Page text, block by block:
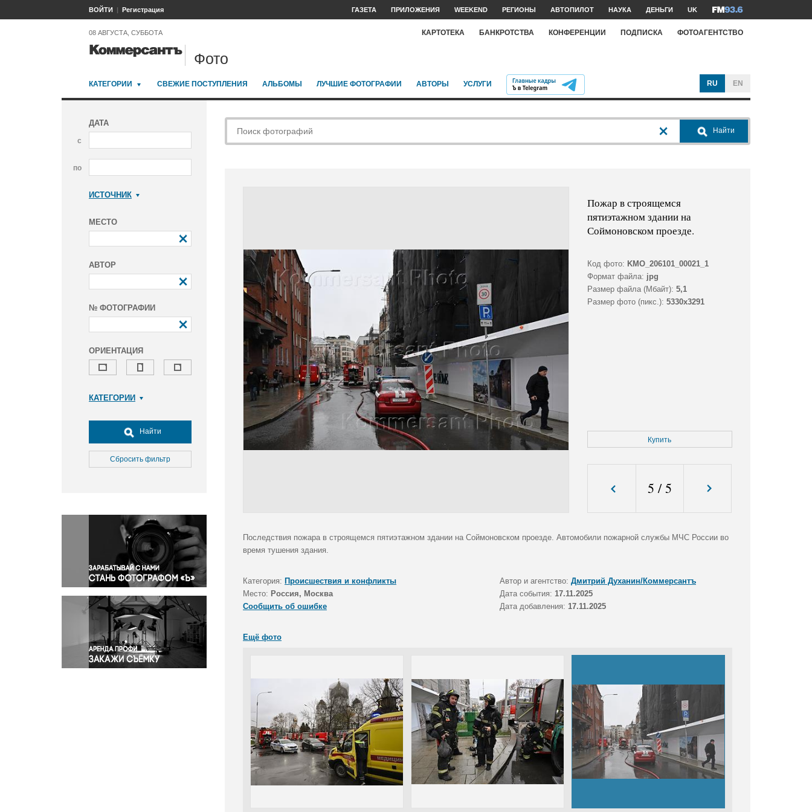
ВОЙТИ Регистрация ГАЗЕТА ПРИЛОЖЕНИЯ WEEKEND РЕГИОНЫ АВТОПИЛОТ НАУКА ДЕНЬГИ UK
08 АВГУСТА, СУББОТА КАРТОТЕКА БАНКРОТСТВА КОНФЕРЕНЦИИ ПОДПИСКА ФОТОАГЕНТСТВО
Фото
КАТЕГОРИИ СВЕЖИЕ ПОСТУПЛЕНИЯ АЛЬБОМЫ ЛУЧШИЕ ФОТОГРАФИИ АВТОРЫ УСЛУГИ RU EN
ДАТА
с
по
ИСТОЧНИК
МЕСТО
АВТОР
№ ФОТОГРАФИИ
ОРИЕНТАЦИЯ
КАТЕГОРИИ
Досуг, туризм и отдых
Культура
Медицина
Окружающая среда
Политика
Правосудие
Происшествия и конфликты
Религия
Светская жизнь
Спорт
Экология
Экономика и бизнес
Найти
Сбросить фильтр
Найти
Пожар в строящемся
пятиэтажном здании на
Соймоновском проезде.
Код фото: KMO_206101_00021_1
Формат файла: jpg
Размер файла (Мбайт): 5,1
Размер фото (пикс.): 5330x3291
Купить
5 /5
Последствия пожара в строящемся пятиэтажном здании на Соймоновском проезде. Автомобили пожарной службы МЧС России во
время тушения здания.
Категория: Происшествия и конфликты Автор и агентство: Дмитрий Духанин/Коммерсантъ
Место: Россия, Москва Дата события: 17.11.2025
Сообщить об ошибке
Дата добавления: 17.11.2025
Ещё фото